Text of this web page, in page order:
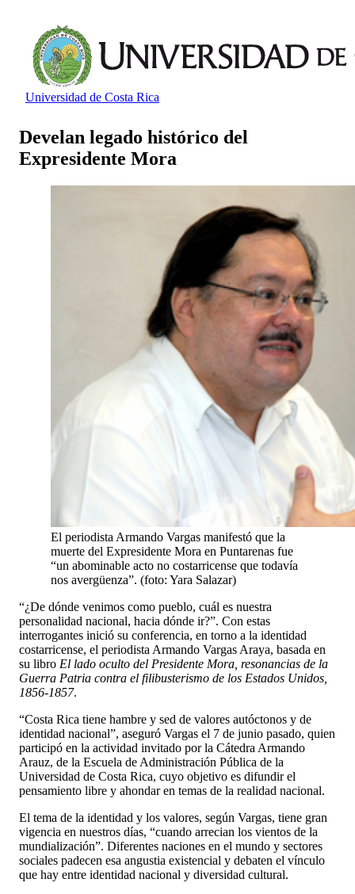
Universidad de Costa Rica
Develan legado histórico del
Expresidente Mora
El periodista Armando Vargas manifestó que la
muerte del Expresidente Mora en Puntarenas fue
“un abominable acto no costarricense que todavía
nos avergüenza”. (foto: Yara Salazar)
“¿De dónde venimos como pueblo, cuál es nuestra
personalidad nacional, hacia dónde ir?”. Con estas
interrogantes inició su conferencia, en torno a la identidad
costarricense, el periodista Armando Vargas Araya, basada en
su libro El lado oculto del Presidente Mora, resonancias de la
Guerra Patria contra el filibusterismo de los Estados Unidos,
1856-1857.
“Costa Rica tiene hambre y sed de valores autóctonos y de
identidad nacional”, aseguró Vargas el 7 de junio pasado, quien
participó en la actividad invitado por la Cátedra Armando
Arauz, de la Escuela de Administración Pública de la
Universidad de Costa Rica, cuyo objetivo es difundir el
pensamiento libre y ahondar en temas de la realidad nacional.
El tema de la identidad y los valores, según Vargas, tiene gran
vigencia en nuestros días, “cuando arrecian los vientos de la
mundialización”. Diferentes naciones en el mundo y sectores
sociales padecen esa angustia existencial y debaten el vínculo
que hay entre identidad nacional y diversidad cultural.